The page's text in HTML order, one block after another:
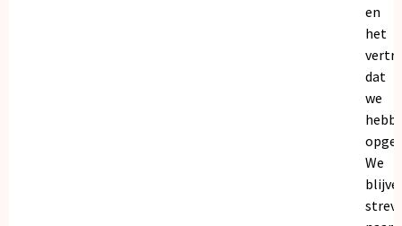
en
het
dat
we
We